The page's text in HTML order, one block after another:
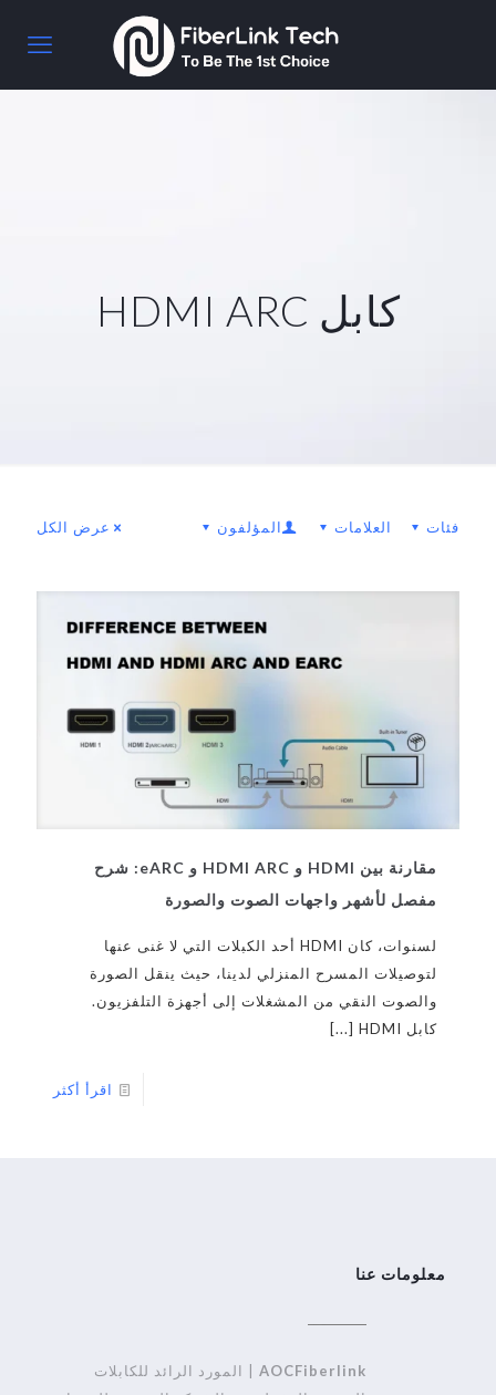
كابل HDMI ARC
فئات العلامات المؤلفون عرض الكل
مقارنة بين HDMI و HDMI ARC و eARC: شرح
مفصل لأشهر واجهات الصوت والصورة
لسنوات، كان HDMI أحد الكبلات التي لا غنى عنها
لتوصيلات المسرح المنزلي لدينا، حيث ينقل الصورة
والصوت النقي من المشغلات إلى أجهزة التلفزيون.
كابل HDMI
[...]
اقرأ أكثر
معلومات عنا
AOCFiberlink| المورد الرائد للكابلات